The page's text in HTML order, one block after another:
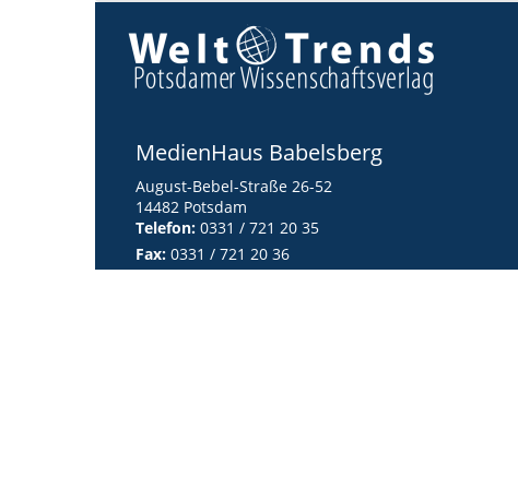
MedienHaus Babelsberg
August-Bebel-Straße 26-52
14482 Potsdam
Telefon: 0331 / 721 20 35
Fax: 0331 / 721 20 36